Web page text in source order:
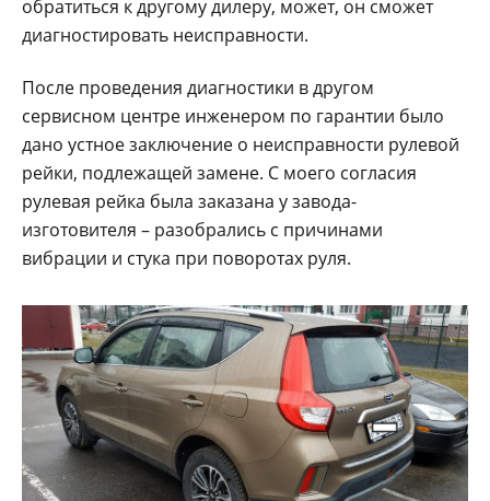
обратиться к другому дилеру, может, он сможет
диагностировать неисправности.
После проведения диагностики в другом
сервисном центре инженером по гарантии было
дано устное заключение о неисправности рулевой
рейки, подлежащей замене. С моего согласия
рулевая рейка была заказана у завода-
изготовителя – разобрались с причинами
вибрации и стука при поворотах руля.